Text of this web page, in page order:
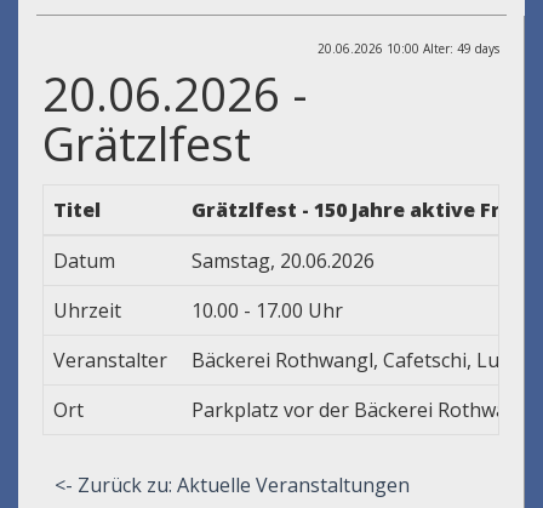
20.06.2026 10:00 Alter: 49 days
20.06.2026 -
Grätzlfest
Titel
Grätzlfest - 150 Jahre aktive
Datum
Samstag, 20.06.2026
Uhrzeit
10.00 - 17.00 Uhr
Veranstalter
Bäckerei Rothwangl, Cafetschi,
Ort
Parkplatz vor der Bäckerei Rothwangl
<- Zurück zu: Aktuelle Veranstaltungen